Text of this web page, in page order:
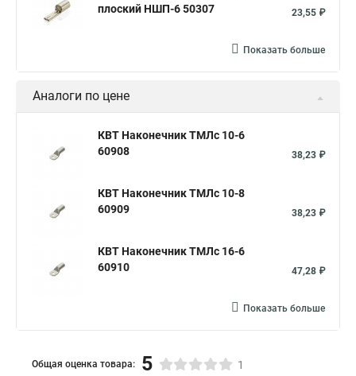
плоский НШП-6 50307
23,55 ₽
Показать больше
Аналоги по цене
КВТ Наконечник ТМЛс 10-6
60908
38,23 ₽
КВТ Наконечник ТМЛс 10-8
60909
38,23 ₽
КВТ Наконечник ТМЛс 16-6
60910
47,28 ₽
Показать больше
Общая оценка товара: 5 1